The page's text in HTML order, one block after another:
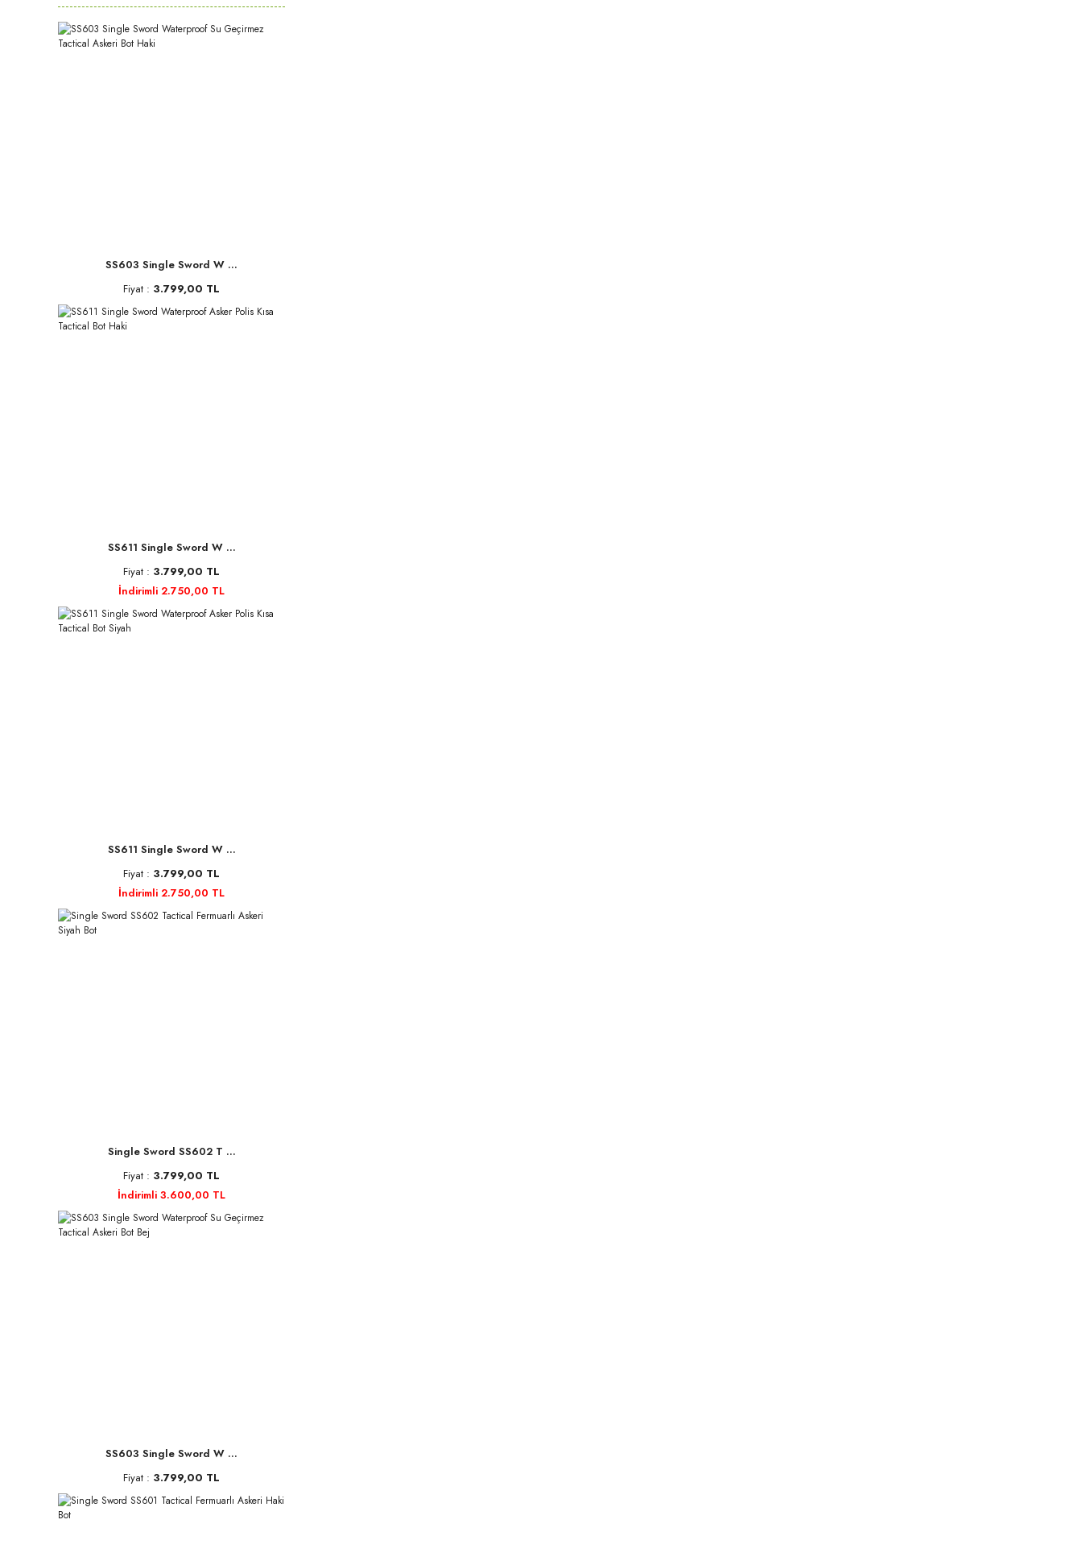
SS603 Single Sword W ...
Fiyat : 3.799,00 TL
SS611 Single Sword W ...
Fiyat : 3.799,00 TL
İndirimli 2.750,00 TL
SS611 Single Sword W ...
Fiyat : 3.799,00 TL
İndirimli 2.750,00 TL
Single Sword SS602 T ...
Fiyat : 3.799,00 TL
İndirimli 3.600,00 TL
SS603 Single Sword W ...
Fiyat : 3.799,00 TL